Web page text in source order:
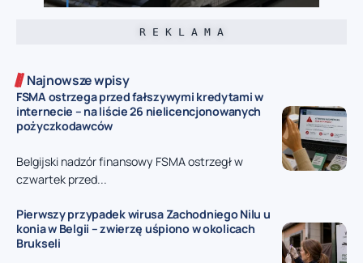
R E K L A M A
Najnowsze wpisy
FSMA ostrzega przed fałszywymi kredytami w
internecie – na liście 26 nielicencjonowanych
pożyczkodawców
Belgijski nadzór finansowy FSMA ostrzegł w
czwartek przed...
Pierwszy przypadek wirusa Zachodniego Nilu u
konia w Belgii – zwierzę uśpiono w okolicach
Brukseli